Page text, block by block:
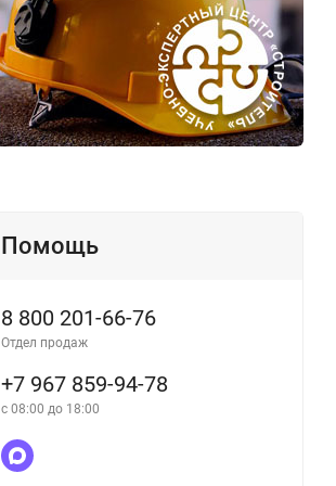
Помощь
8 800 201-66-76
Отдел продаж
+7 967 859-94-78
с 08:00 до 18:00